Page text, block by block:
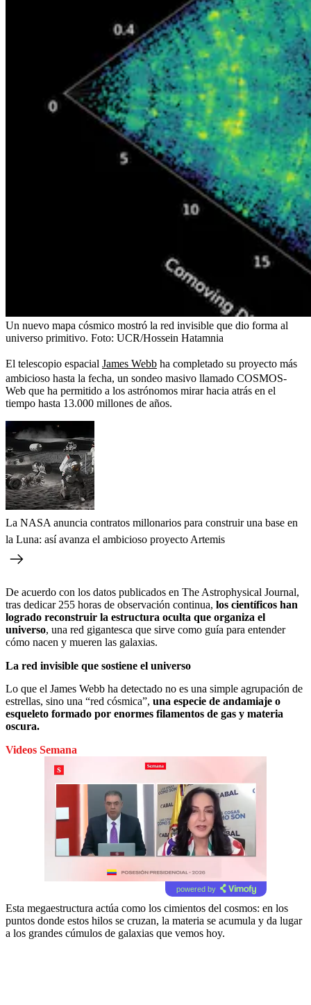
Un nuevo mapa cósmico mostró la red invisible que dio forma al
universo primitivo. Foto: UCR/Hossein Hatamnia
El telescopio espacial James Webb ha completado su proyecto más
ambicioso hasta la fecha, un sondeo masivo llamado COSMOS-
Web que ha permitido a los astrónomos mirar hacia atrás en el
tiempo hasta 13.000 millones de años.
La NASA anuncia contratos millonarios para construir una base en
la Luna: así avanza el ambicioso proyecto Artemis
De acuerdo con los datos publicados en The Astrophysical Journal,
tras dedicar 255 horas de observación continua, los científicos han
logrado reconstruir la estructura oculta que organiza el
universo, una red gigantesca que sirve como guía para entender
cómo nacen y mueren las galaxias.
La red invisible que sostiene el universo
Lo que el James Webb ha detectado no es una simple agrupación de
estrellas, sino una “red cósmica”, una especie de andamiaje o
esqueleto formado por enormes filamentos de gas y materia
oscura.
Videos Semana
powered by
Esta megaestructura actúa como los cimientos del cosmos: en los
puntos donde estos hilos se cruzan, la materia se acumula y da lugar
a los grandes cúmulos de galaxias que vemos hoy.